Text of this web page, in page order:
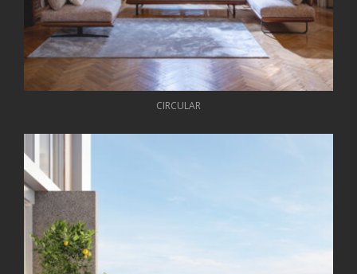
CIRCULAR